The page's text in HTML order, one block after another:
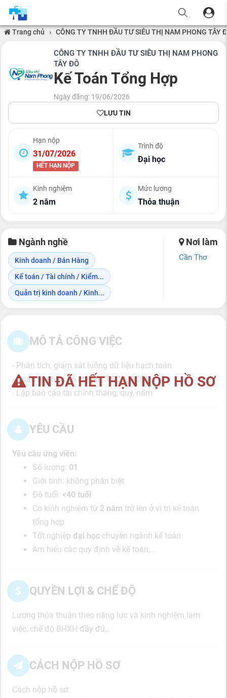
Trang chủ › CÔNG TY TNHH ĐẦU TƯ SIÊU THỊ NAM PHONG TÂY
CÔNG TY TNHH ĐẦU TƯ SIÊU THỊ NAM PHONG
TÂY ĐÔ
Kế Toán Tổng Hợp
Ngày đăng: 19/06/2026
LƯU TIN
Hạn nộp
31/07/2026
HẾT HẠN NỘP
Trình độ
Đại học
Kinh nghiệm
2 năm
Mức lương
Thỏa thuận
Ngành nghề
Kinh doanh / Bán Hàng
Kế toán / Tài chính / Kiểm...
Quản trị kinh doanh / Kinh...
Nơi làm
Cần Thơ
TIN ĐÃ HẾT HẠN NỘP HỒ SƠ
MÔ TẢ CÔNG VIỆC
- Phân tích, giám sát luồng dữ liệu hạch toán
- Quản lý, phân bổ chi phí, TSCĐ, CCDC
- Lập báo cáo tài chính tháng, quý, năm
YÊU CẦU
Yêu cầu ứng viên:
Số lượng: 01
Giới tính: không phân biệt
Độ tuổi: <40 tuổi
Có kinh nghiệm từ 2 năm trở lên ở vị trí kế toán
tổng hợp
Tốt nghiệp đại học chuyên ngành kế toán
Am hiểu các quy định về kế toán,...
QUYỀN LỢI & CHẾ ĐỘ
Lương thỏa thuận theo năng lực và kinh nghiệm làm
việc, chế độ BHXH đầy đủ,..
CÁCH NỘP HỒ SƠ
Cách nộp hồ sơ: